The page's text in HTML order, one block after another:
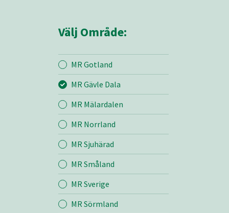
Mina sidor
MR Gävle Dala
Entreprenad
Bemanning
Välj Område:
MR Gotland
MR Gävle Dala
MR Mälardalen
MR Norrland
MR Sjuhärad
MR Småland
MR Sverige
MR Sörmland